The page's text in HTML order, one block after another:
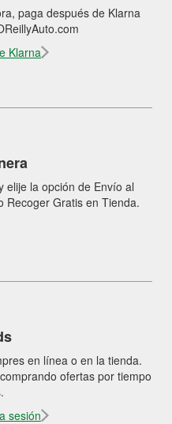
paga después de Klarna
Klarna
elije la opción de Envío al
Recoger Gratis en Tienda.
en línea o en la tienda.
ofertas por tiempo
sesión